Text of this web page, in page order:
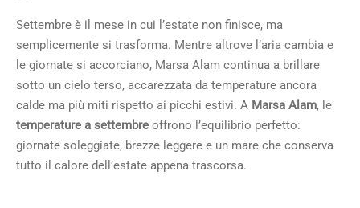
Settembre è il mese in cui l’estate non finisce, ma
semplicemente si trasforma. Mentre altrove l’aria cambia e
le giornate si accorciano, Marsa Alam continua a brillare
sotto un cielo terso, accarezzata da temperature ancora
calde ma più miti rispetto ai picchi estivi. A Marsa Alam, le
temperature a settembre offrono l’equilibrio perfetto:
giornate soleggiate, brezze leggere e un mare che conserva
tutto il calore dell’estate appena trascorsa.